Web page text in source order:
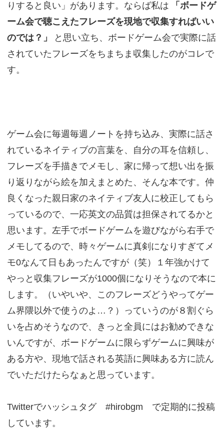
りすると良い」があります。ならば私は
「ボードゲ
ーム会で聴こえたフレーズを現地で収集すればいい
のでは？」
と思い立ち、ボードゲーム会で実際に話
されていたフレーズをちまちま収集したのがコレで
す。
ゲーム会に毎週毎週ノートを持ち込み、実際に話さ
れているネイティブの言葉を、自分の耳を信頼し、
フレーズを手描きでメモし、家に帰って想い出を振
り返りながら絵を加えまとめた、そんな本です。仲
良くなった親日家のネイティブ友人に校正してもら
っているので、一応英文の品質は担保されてるかと
思います。左手でボードゲームを遊びながら右手で
メモしてるので、時々ゲームに真剣になりすぎてメ
モ0なんて日もあったんですが（笑）１年強かけて
やっと収集フレーズが1000個になりそうなので本に
します。（いやいや、このフレーズどうやってゲー
ム界隈以外で使うのよ…？）っていうのが８割ぐら
いを占めそうなので、きっと全員にはお勧めできな
いんですが、ボードゲームに限らずゲームに興味が
ある方や、現地で話される英語に興味ある方に読ん
でいただけたらなぁと思っています。
Twitterでハッシュタグ #hirobgm で定期的に投稿
しています。